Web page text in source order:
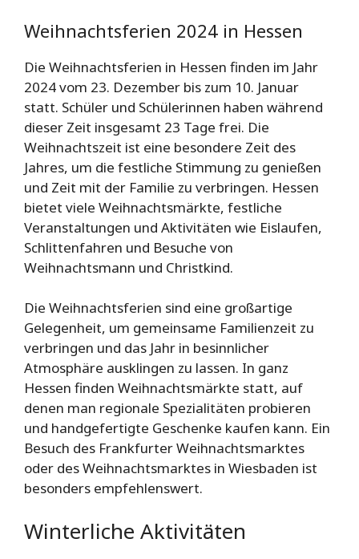
Weihnachtsferien 2024 in Hessen
Die Weihnachtsferien in Hessen finden im Jahr
2024 vom 23. Dezember bis zum 10. Januar
statt. Schüler und Schülerinnen haben während
dieser Zeit insgesamt 23 Tage frei. Die
Weihnachtszeit ist eine besondere Zeit des
Jahres, um die festliche Stimmung zu genießen
und Zeit mit der Familie zu verbringen. Hessen
bietet viele Weihnachtsmärkte, festliche
Veranstaltungen und Aktivitäten wie Eislaufen,
Schlittenfahren und Besuche von
Weihnachtsmann und Christkind.
Die Weihnachtsferien sind eine großartige
Gelegenheit, um gemeinsame Familienzeit zu
verbringen und das Jahr in besinnlicher
Atmosphäre ausklingen zu lassen. In ganz
Hessen finden Weihnachtsmärkte statt, auf
denen man regionale Spezialitäten probieren
und handgefertigte Geschenke kaufen kann. Ein
Besuch des Frankfurter Weihnachtsmarktes
oder des Weihnachtsmarktes in Wiesbaden ist
besonders empfehlenswert.
Winterliche Aktivitäten